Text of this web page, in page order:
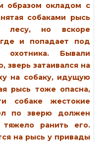
образом окладом с
собаками рысь
лесу, но вскоре
и попадает под
охотника. Бывали
зверь затаивался на
на собаку, идущую
рысь тоже опасна,
собаке жестокие
по зверю должен
ранить его.
на рысь у привады